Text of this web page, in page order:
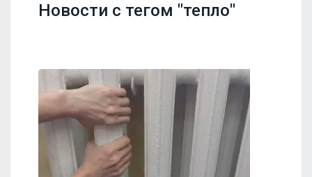
Новости с тегом "тепло"